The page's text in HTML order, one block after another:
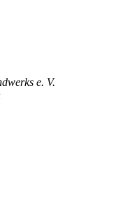
e. V.